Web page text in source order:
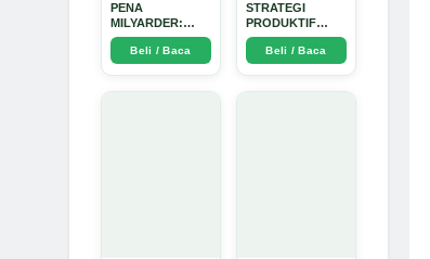
PENA
MILYARDER:
Kisah, Rahasia
Sukses, dan
Panduan Menjadi
Beli / Baca
STRATEGI
PRODUKTIF
MENULIS
UPDATE - Arda
Dinata
Beli / Baca